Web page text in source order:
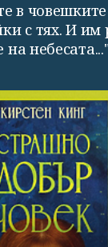
в
с тях. И им